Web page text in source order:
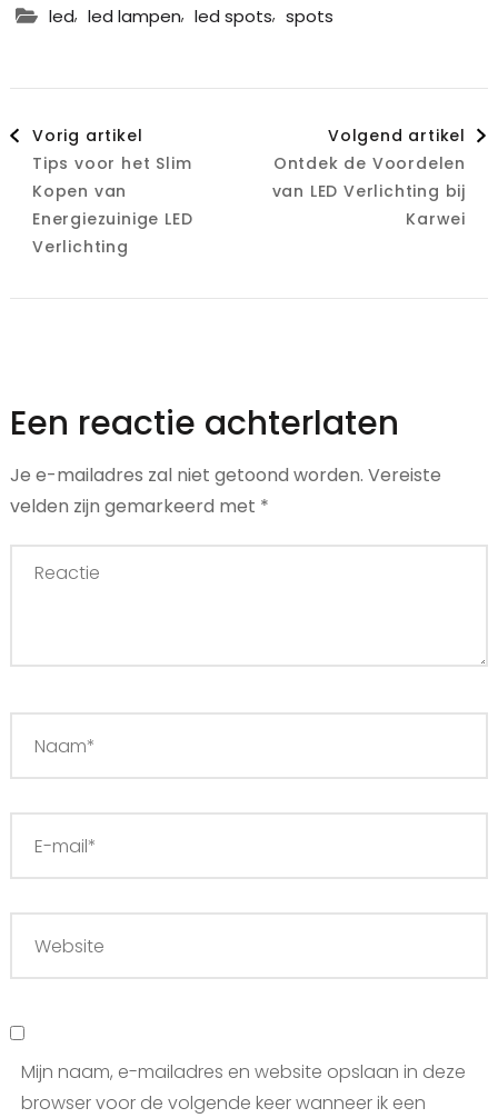
led, led lampen, led spots, spots
Berichtnavigatie
Vorig artikel
Tips voor het Slim
Kopen van
Energiezuinige LED
Verlichting
Volgend artikel
Ontdek de Voordelen
van LED Verlichting bij
Karwei
Een reactie achterlaten
Je e-mailadres zal niet getoond worden. Vereiste
velden zijn gemarkeerd met *
Mijn naam, e-mailadres en website opslaan in deze
browser voor de volgende keer wanneer ik een